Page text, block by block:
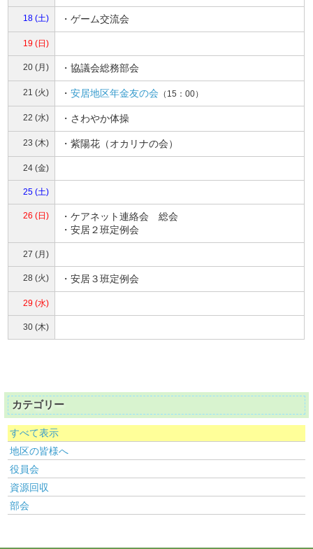
18 (土) ・ゲーム交流会
19 (日)
20 (月) ・協議会総務部会
21 (火) ・安居地区年金友の会 （15：00）
22 (水) ・さわやか体操
23 (木) ・紫陽花（オカリナの会）
24 (金)
25 (土)
26 (日)
・ケアネット連絡会 総会
・安居２班定例会
27 (月)
28 (火) ・安居３班定例会
29 (水)
30 (木)
カテゴリー
すべて表示
地区の皆様へ
役員会
資源回収
部会